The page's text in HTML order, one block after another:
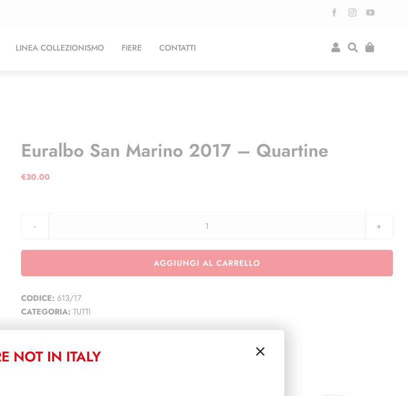
LINEA COLLEZIONISMO FIERE CONTATTI
Euralbo San Marino 2017 – Quartine
€30.00
Euralbo
Marino
AGGIUNGI AL CARRELLO
CODICE: 613/17
CATEGORIA: TUTTI
NOT IN ITALY